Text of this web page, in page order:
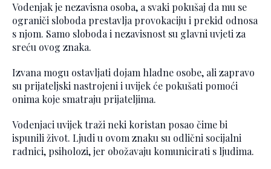
Vodenjak je nezavisna osoba, a svaki pokušaj da mu se
ograniči sloboda prestavlja provokaciju i prekid odnosa
s njom. Samo sloboda i nezavisnost su glavni uvjeti za
sreću ovog znaka.
Izvana mogu ostavljati dojam hladne osobe, ali zapravo
su prijateljski nastrojeni i uvijek će pokušati pomoći
onima koje smatraju prijateljima.
Vodenjaci uvijek traži neki koristan posao čime bi
ispunili život. Ljudi u ovom znaku su odlični socijalni
radnici, psiholozi, jer obožavaju komunicirati s ljudima.